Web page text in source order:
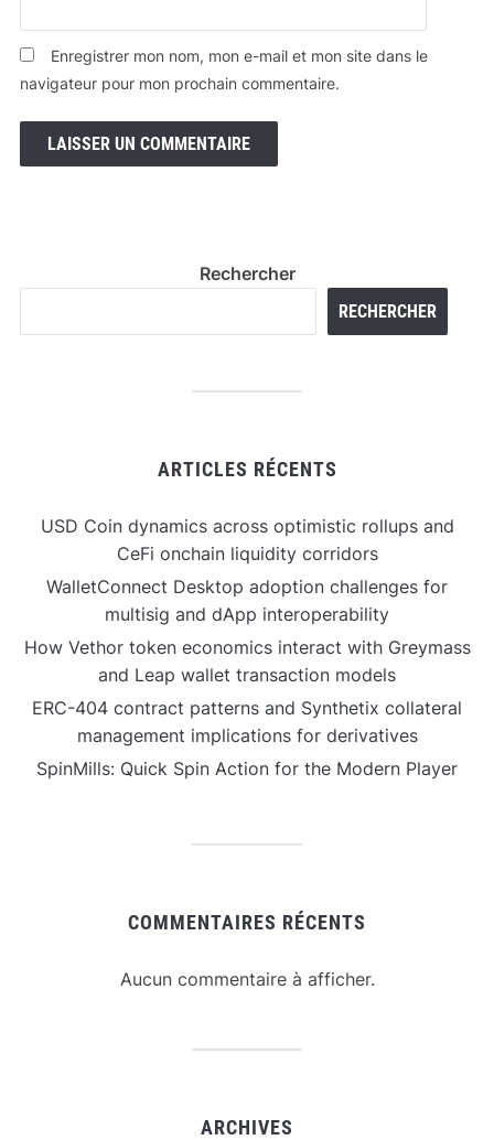
Enregistrer mon nom, mon e-mail et mon site dans le
navigateur pour mon prochain commentaire.
Rechercher
RECHERCHER
ARTICLES RÉCENTS
USD Coin dynamics across optimistic rollups and
CeFi onchain liquidity corridors
WalletConnect Desktop adoption challenges for
multisig and dApp interoperability
How Vethor token economics interact with Greymass
and Leap wallet transaction models
ERC-404 contract patterns and Synthetix collateral
management implications for derivatives
SpinMills: Quick Spin Action for the Modern Player
COMMENTAIRES RÉCENTS
Aucun commentaire à afficher.
ARCHIVES